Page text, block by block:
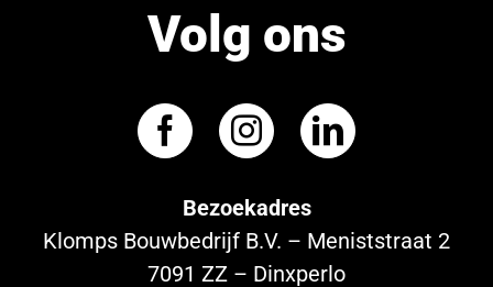
Volg ons
Bezoekadres
Klomps Bouwbedrijf B.V. – Meniststraat 2
7091 ZZ – Dinxperlo